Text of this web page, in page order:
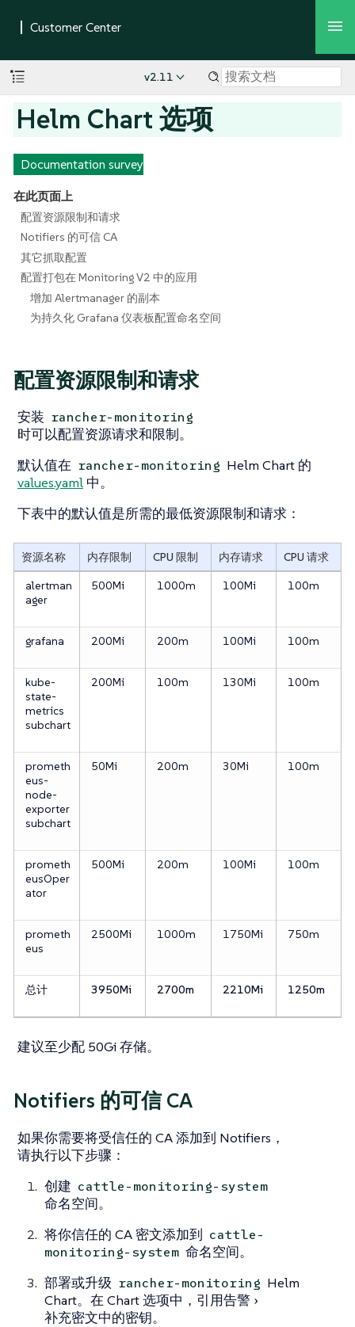
v2.11
Helm Chart 选项
Documentation survey
在此页面上
配置资源限制和请求
Notifiers 的可信 CA
其它抓取配置
配置打包在 Monitoring V2 中的应用
增加 Alertmanager 的副本
为持久化 Grafana 仪表板配置命名空间
配置资源限制和请求
安装 rancher-monitoring
时可以配置资源请求和限制。
默认值在 rancher-monitoring Helm Chart 的
values.yaml 中。
下表中的默认值是所需的最低资源限制和请求：
资源名称 内存限制 CPU 限制 内存请求
CPU 请求
alertman
ager
500Mi 1000m 100Mi 100m
grafana 200Mi 200m 100Mi 100m
kube-
state-
metrics
subchart
200Mi 100m 130Mi 100m
prometh
eus-
node-
exporter
subchart
50Mi 200m 30Mi 100m
prometh
eusOper
ator
500Mi 200m 100Mi 100m
prometh
eus
2500Mi 1000m 1750Mi 750m
总计 3950Mi 2700m 2210Mi 1250m
建议至少配 50Gi 存储。
Notifiers 的可信 CA
如果你需要将受信任的 CA 添加到 Notifiers，
请执行以下步骤：
创建 cattle-monitoring-system
命名空间。
将你信任的 CA 密文添加到 cattle-
monitoring-system 命名空间。
部署或升级 rancher-monitoring Helm
Chart。在 Chart 选项中，引用告警
补充密文中的密钥。